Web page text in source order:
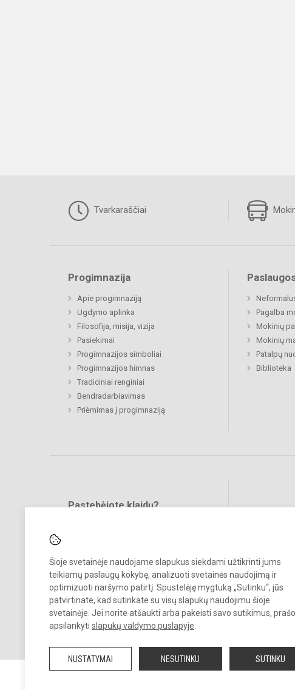
Šioje svetainėje naudojame slapukus siekdami užtikrinti jums
teikiamų paslaugų kokybę, analizuoti svetainės naudojimą ir
optimizuoti naršymo patirtį. Spustelėję mygtuką „Sutinku“, jūs
patvirtinate, kad sutinkate su visų slapukų naudojimu šioje
svetainėje. Jei norite atšaukti arba pakeisti savo sutikimus,
apsilankyti slapukų valdymo puslapyje
NUSTATYMAI NESUTINKU SUTINKU
Tvarkaraščiai
Progimnazija
Apie progimnaziją
Ugdymo aplinka
Filosofija, misija, vizija
Pasiekimai
Progimnazijos simboliai
Progimnazijos himnas
Tradiciniai renginiai
Bendradarbiavimas
Priėmimas į progimnaziją
Pagalba
Mokinių
Mokinių
Patalpų
Biblioteka
Pastebėjote klaidų?
© 2025. Visagino ,,Gerosios vilties“ progimnazija. Visos teisės saugomos.
Kopijuoti turinį be raštiško įstaigos administracijos sutikimo griežtai